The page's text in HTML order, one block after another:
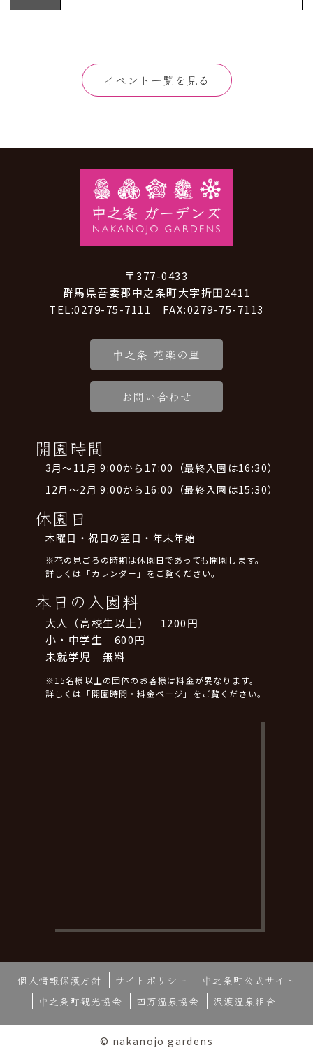
イベント一覧を見る
〒377-0433
群馬県吾妻郡中之条町大字折田2411
TEL:0279-75-7111 FAX:0279-75-7113
中之条 花楽の里
お問い合わせ
開園時間
3月～11月 9:00から17:00（最終入園は16:30）
12月～2月 9:00から16:00（最終入園は15:30）
休園日
木曜日・祝日の翌日・年末年始
※花の見ごろの時期は休園日であっても開園します。
詳しくは「カレンダー」をご覧ください。
本日の入園料
大人（高校生以上） 1200円
小・中学生 600円
未就学児 無料
※15名様以上の団体のお客様は料金が異なります。
詳しくは「開園時間・料金ページ」をご覧ください。
個人情報保護方針 サイトポリシー
中之条町公式サイト
中之条町観光協会
四万温泉協会 沢渡温泉組合
© nakanojo gardens